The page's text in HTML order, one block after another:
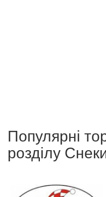
Популярні
розділу